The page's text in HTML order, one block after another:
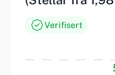
Verifisert